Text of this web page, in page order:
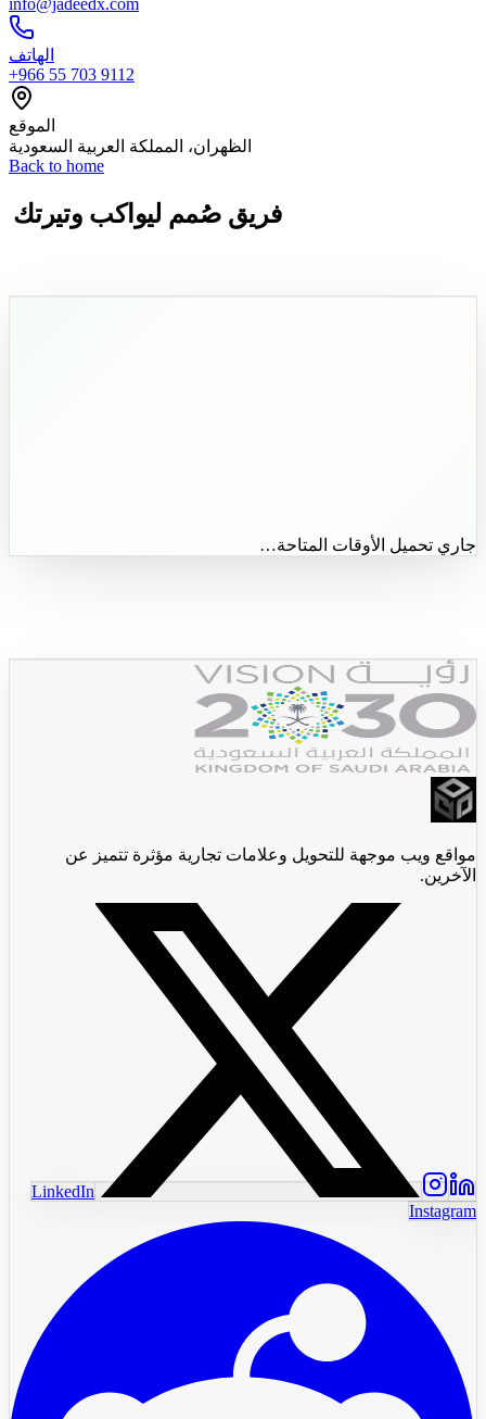
info@jadeedx.com
الهاتف
+966 55 703 9112
الموقع
الظهران، المملكة العربية السعودية
Back to home
فريق صُمم ليواكب وتيرتك
جاري تحميل الأوقات المتاحة…
مواقع ويب موجهة للتحويل وعلامات تجارية مؤثرة تتميز عن
الآخرين.
LinkedIn
Instagram